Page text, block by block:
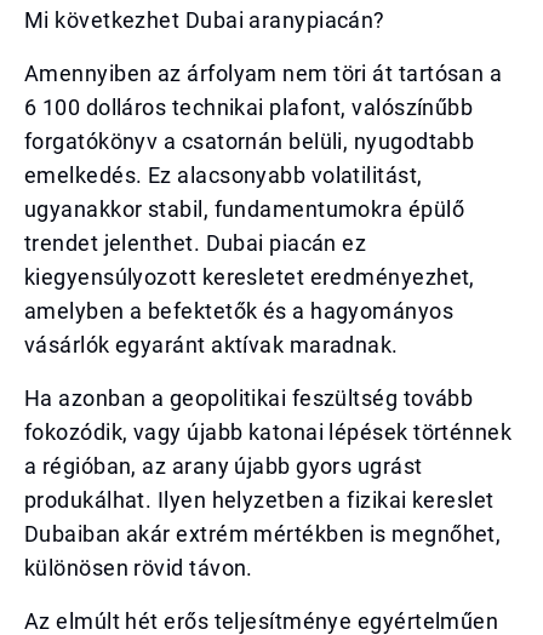
Mi következhet Dubai aranypiacán?
Amennyiben az árfolyam nem töri át tartósan a
6 100 dolláros technikai plafont, valószínűbb
forgatókönyv a csatornán belüli, nyugodtabb
emelkedés. Ez alacsonyabb volatilitást,
ugyanakkor stabil, fundamentumokra épülő
trendet jelenthet. Dubai piacán ez
kiegyensúlyozott keresletet eredményezhet,
amelyben a befektetők és a hagyományos
vásárlók egyaránt aktívak maradnak.
Ha azonban a geopolitikai feszültség tovább
fokozódik, vagy újabb katonai lépések történnek
a régióban, az arany újabb gyors ugrást
produkálhat. Ilyen helyzetben a fizikai kereslet
Dubaiban akár extrém mértékben is megnőhet,
különösen rövid távon.
Az elmúlt hét erős teljesítménye egyértelműen